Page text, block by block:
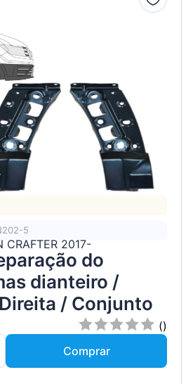
5
CRAFTER 2017-
do
dianteiro /
/ Conjunto
()
Comprar